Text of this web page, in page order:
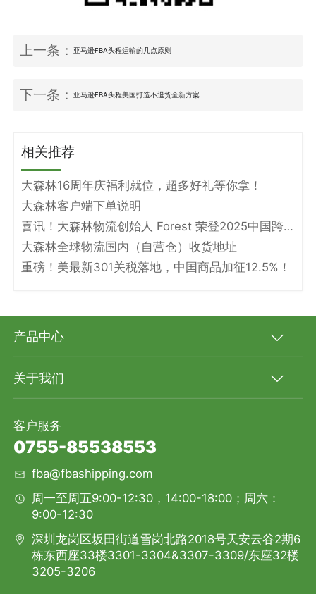
上一条：亚马逊FBA头程运输的几点原则
下一条：亚马逊FBA头程美国打造不退货全新方案
相关推荐
大森林16周年庆福利就位，超多好礼等你拿！
大森林客户端下单说明
喜讯！大森林物流创始人 Forest 荣登2025中国跨境电商物流名人堂！
大森林全球物流国内（自营仓）收货地址
重磅！美最新301关税落地，中国商品加征12.5%！
产品中心
关于我们
客户服务
0755-85538553
fba@fbashipping.com
周一至周五9:00-12:30，14:00-18:00；周六：
9:00-12:30
深圳龙岗区坂田街道雪岗北路2018号天安云谷2期6
栋东西座33楼3301-3304&3307-3309/东座32楼
3205-3206